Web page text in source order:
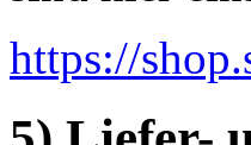
https://